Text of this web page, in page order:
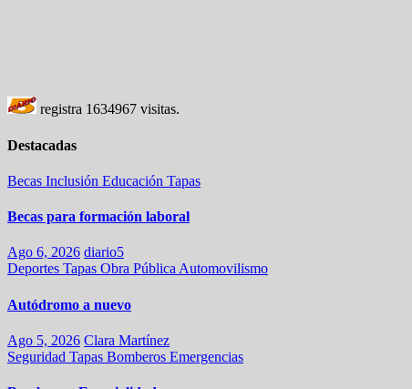
registra 1634967 visitas.
Destacadas
Becas Inclusión Educación Tapas
Becas para formación laboral
Ago 6, 2026 diario5
Deportes Tapas Obra Pública Automovilismo
Autódromo a nuevo
Ago 5, 2026 Clara Martínez
Seguridad Tapas Bomberos Emergencias